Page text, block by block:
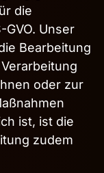
die
GVO. Unser
Bearbeitung
oder zur
ist, ist die
zudem